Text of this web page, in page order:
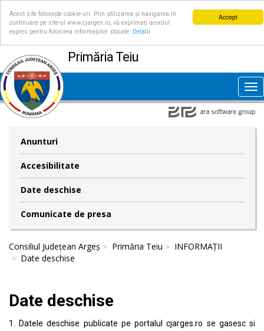
Accept
Acest site folosește cookie-uri. Prin utilizarea și navigarea în
continuare pe site-ul www.cjarges.ro, vă exprimați acordul
expres pentru folosirea informațiilor stocate.
Detalii
Primăria Teiu
Anunturi
Accesibilitate
Date deschise
Comunicate de presa
Consiliul Județean Argeș Primăria Teiu
INFORMAȚII
Date deschise
Date deschise
1. Datele deschise publicate pe portalulcjarges.ro se gasesc si